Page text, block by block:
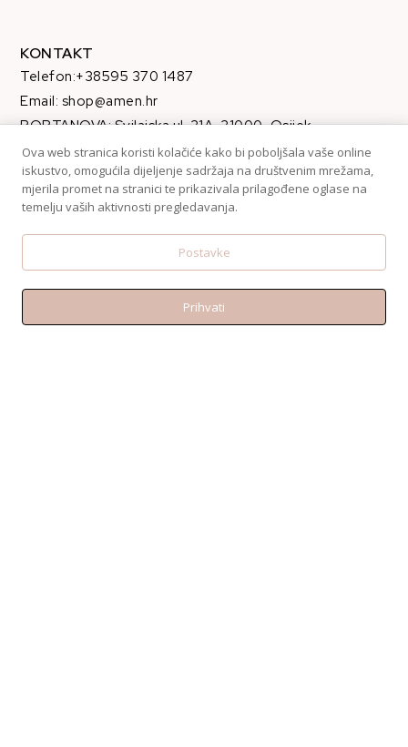
KONTAKT
Telefon:+38595 370 1487
Email: shop@amen.hr
PORTANOVA: Svilajska ul. 31A, 31000, Osijek
Ova web stranica koristi kolačiće kako bi poboljšala vaše online
iskustvo, omogućila dijeljenje sadržaja na društvenim mrežama,
mjerila promet na stranici te prikazivala prilagođene oglase na
temelju vaših aktivnosti pregledavanja.
Postavke
Prihvati